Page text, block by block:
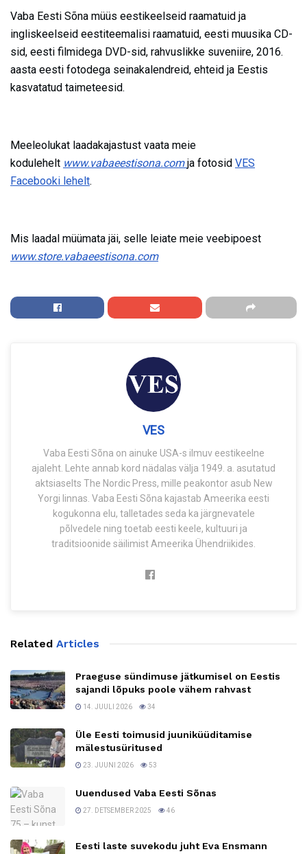
Vaba Eesti Sõna müüs eestikeelseid raamatuid ja
ingliskeelseid eestiteemalisi raamatuid, eesti muusika CD-
sid, eesti filmidega DVD-sid, rahvuslikke suveniire, 2016.
aasta eesti fotodega seinakalendreid, ehteid ja Eestis
kasvatatud taimeteesid.
Meeleolukat laadakajastust vaata meie
kodulehelt www.vabaeestisona.com ja fotosid VES
Facebooki lehelt.
Mis laadal müümata jäi, selle leiate meie veebipoest
www.store.vabaeestisona.com
VES
Vaba Eesti Sõna on ainuke USA-s ilmuv eestikeelne
ajaleht. Lehte annab kord nädalas välja 1949. a. asutatud
aktsiaselts The Nordic Press, mille peakontor asub New
Yorgi linnas. Vaba Eesti Sõna kajastab Ameerika eesti
kogukonna elu, talletades seda ka järgnevatele
põlvedele ning toetab eesti keele, kultuuri ja
traditsioonide säilimist Ameerika Ühendriikides.
Related Articles
Praeguse sündimuse jätkumisel on Eestis
sajandi lõpuks poole vähem rahvast
14. JUULI 2026 34
Üle Eesti toimusid juuniküüditamise
mälestusüritused
23. JUUNI 2026 53
Uuendused Vaba Eesti Sõnas
27. DETSEMBER 2025 46
Eesti laste suvekodu juht Eva Ensmann